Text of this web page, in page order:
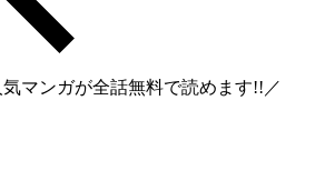
マンガが全話無料で読めます!!／